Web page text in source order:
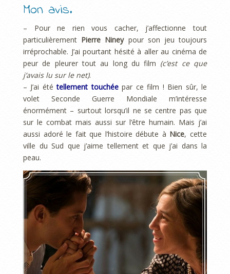
Mon avis.
– Pour ne rien vous cacher, j’affectionne tout
particulièrement Pierre Nineypour son jeu toujours
irréprochable. J’ai pourtant hésité à aller au cinéma de
peur de pleurer tout au long du film (c’est ce que
j’avais lu sur le net).
– J’ai ététellement touchéepar ce film ! Bien sûr, le
volet Seconde Guerre Mondiale m’intéresse
énormément – surtout lorsqu’il ne se centre pas que
sur le combat mais aussi sur l’être humain. Mais j’ai
aussi adoré le fait que l’histoire débute à Nice, cette
ville du Sud que j’aime tellement et que j’ai dans la
peau.